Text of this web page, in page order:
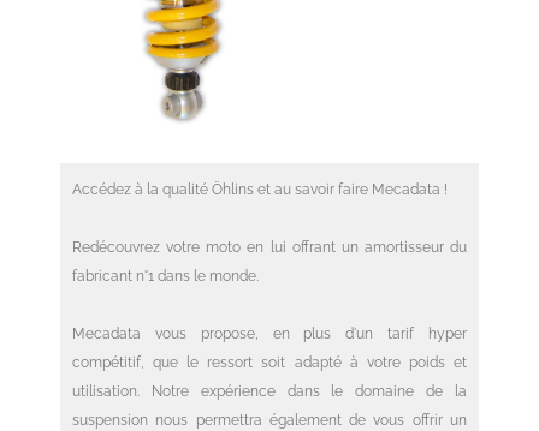
Accédez à la qualité Öhlins et au savoir faire Mecadata !
Redécouvrez votre moto en lui offrant un amortisseur du
fabricant n°1 dans le monde.
Mecadata vous propose, en plus d'un tarif hyper
compétitif, que le ressort soit adapté à votre poids et
utilisation. Notre expérience dans le domaine de la
suspension nous permettra également de vous offrir un